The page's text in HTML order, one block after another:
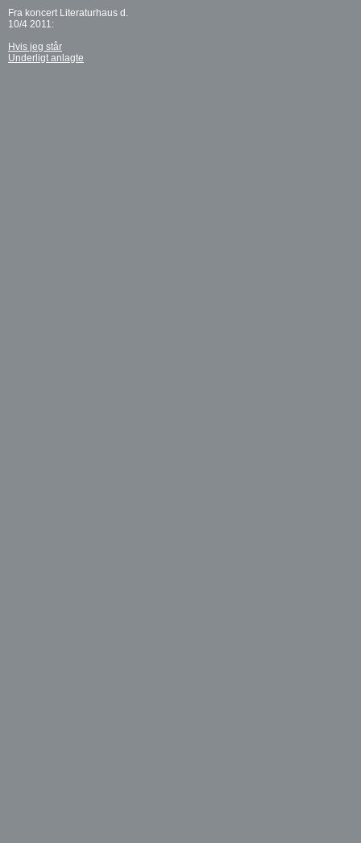
Fra koncert Literaturhaus d.
10/4 2011:
Hvis jeg står
Underligt anlagte